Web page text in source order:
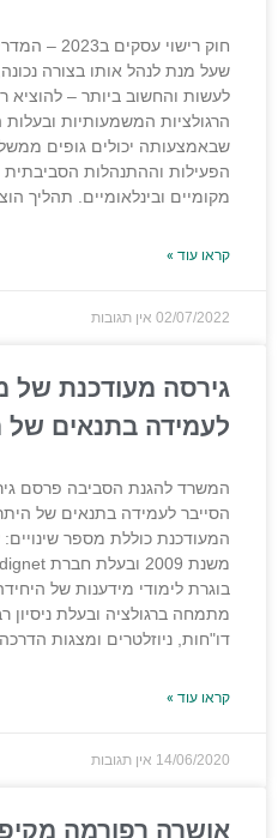
חוק רישוי
שעל מנת לנהל אותו בצורה
לעשות והחשוב ביותר – להוציא
הרגולציות המשמעותיות
שבאמצעותה יכולים גופים
הפעילות וההתנהלות
מקומיים ובינלאומיים. תהליך
קראו עוד »
02/07/2022 אין תגובות
גירסה מעודכנת של
לעמידה בתנאים של
המשרד להגנת הסביבה פרסם
הסייבר לעמידה בתנאים של
המעודכנת כוללת מספר
בוגרת לימודי מידענות של
מתמחה ברגולציה ובעלת ניסיון
דו"חות, ניוזלטרים ומצגות הדרכה.
קראו עוד »
14/06/2020 אין תגובות
אושרה רפורמה